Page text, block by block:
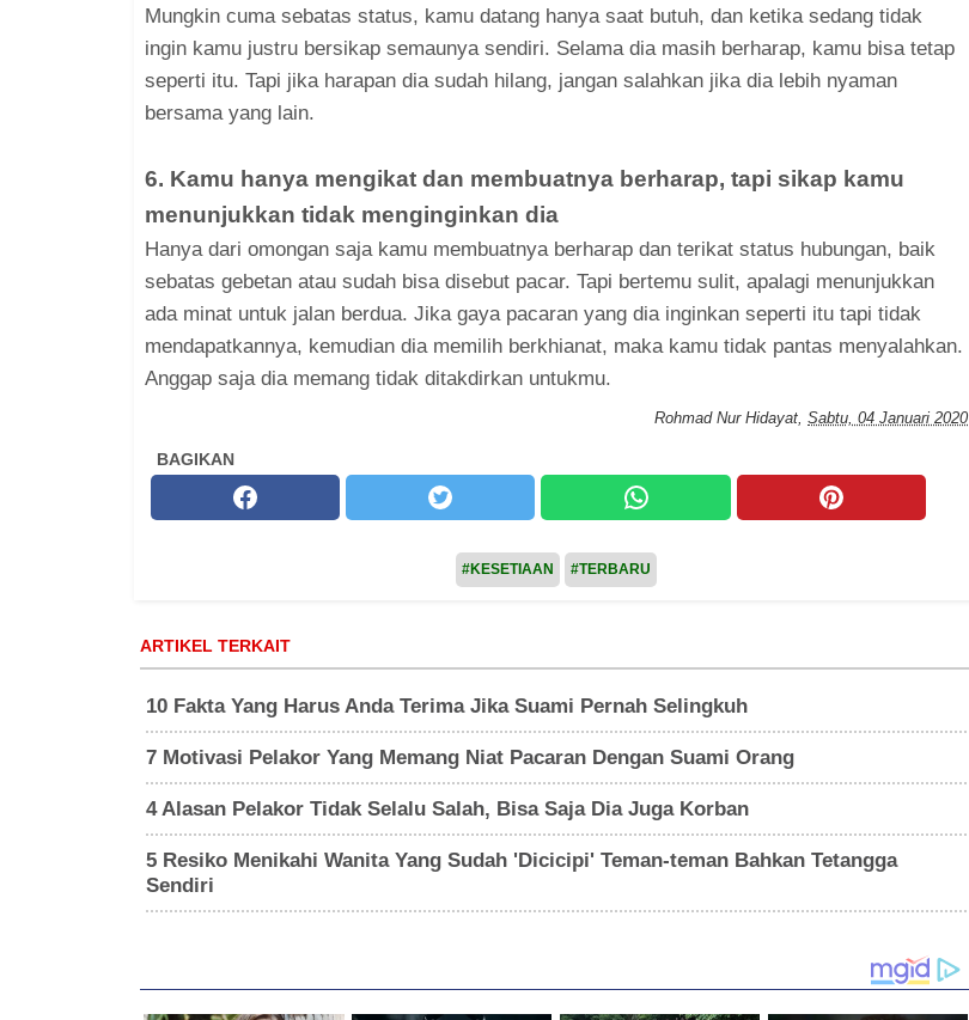
Mungkin cuma sebatas status, kamu datang hanya saat butuh, dan ketika sedang tidak
ingin kamu justru bersikap semaunya sendiri. Selama dia masih berharap, kamu bisa tetap
seperti itu. Tapi jika harapan dia sudah hilang, jangan salahkan jika dia lebih nyaman
bersama yang lain.
6. Kamu hanya mengikat dan membuatnya berharap, tapi sikap kamu
menunjukkan tidak menginginkan dia
Hanya dari omongan saja kamu membuatnya berharap dan terikat status hubungan, baik
sebatas gebetan atau sudah bisa disebut pacar. Tapi bertemu sulit, apalagi menunjukkan
ada minat untuk jalan berdua. Jika gaya pacaran yang dia inginkan seperti itu tapi tidak
mendapatkannya, kemudian dia memilih berkhianat, maka kamu tidak pantas menyalahkan.
Anggap saja dia memang tidak ditakdirkan untukmu.
Rohmad Nur Hidayat, Sabtu, 04 Januari 2020
BAGIKAN
#KESETIAAN #TERBARU
ARTIKEL TERKAIT
10 Fakta Yang Harus Anda Terima Jika Suami Pernah Selingkuh
7 Motivasi Pelakor Yang Memang Niat Pacaran Dengan Suami Orang
4 Alasan Pelakor Tidak Selalu Salah, Bisa Saja Dia Juga Korban
5 Resiko Menikahi Wanita Yang Sudah 'Dicicipi' Teman-teman Bahkan Tetangga
Sendiri